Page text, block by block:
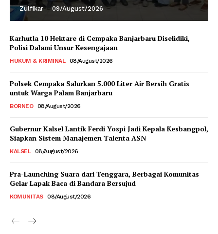
Zulfikar - 09/August/2026
Karhutla 10 Hektare di Cempaka Banjarbaru Diselidiki,
Polisi Dalami Unsur Kesengajaan
HUKUM & KRIMINAL 08/August/2026
Polsek Cempaka Salurkan 5.000 Liter Air Bersih Gratis
untuk Warga Palam Banjarbaru
BORNEO 08/August/2026
Gubernur Kalsel Lantik Ferdi Yospi Jadi Kepala Kesbangpol,
Siapkan Sistem Manajemen Talenta ASN
KALSEL 08/August/2026
Pra-Launching Suara dari Tenggara, Berbagai Komunitas
Gelar Lapak Baca di Bandara Bersujud
KOMUNITAS 08/August/2026